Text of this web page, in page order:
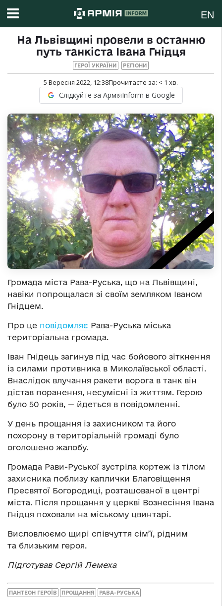
EN
На Львівщині провели в останню
путь танкіста Івана Гнідця
ГЕРОЇ УКРАЇНИ РЕГІОНИ
5 Вересня 2022, 12:38Прочитаєте за: < 1 хв.
Слідкуйте за АрміяInform в Google
Громада міста Рава-Руська, що на Львівщині,
навіки попрощалася зі своїм земляком Іваном
Гнідцем.
Про це повідомляє Рава-Руська міська
територіальна громада.
Іван Гнідець загинув під час бойового зіткнення
із силами противника в Миколаївської області.
Внаслідок влучання ракети ворога в танк він
дістав поранення, несумісні із життям. Герою
було 50 років, — йдеться в повідомленні.
У день прощання із захисником та його
похорону в територіальній громаді було
оголошено жалобу.
Громада Рави-Руської зустріла кортеж із тілом
захисника поблизу каплички Благовіщення
Пресвятої Богородиці, розташованої в центрі
міста. Після прощання у церкві Вознесіння Івана
Гнідця поховали на міському цвинтарі.
Висловлюємо щирі співчуття сім’ї, рідним
та близьким героя.
Підготував Сергій Лемеха
ПАНТЕОН ГЕРОЇВ ПРОЩАННЯ РАВА-РУСЬКА